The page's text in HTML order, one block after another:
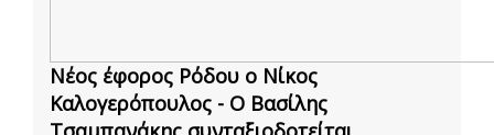
Νέος έφορος Ρόδου ο Νίκος
Καλογερόπουλος - Ο Βασίλης